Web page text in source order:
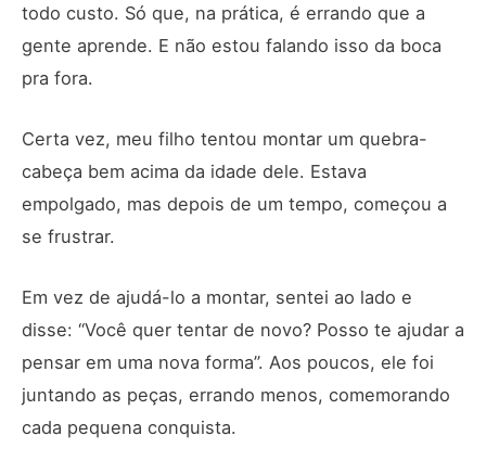
todo custo. Só que, na prática, é errando que a
gente aprende. E não estou falando isso da boca
pra fora.
Certa vez, meu filho tentou montar um quebra-
cabeça bem acima da idade dele. Estava
empolgado, mas depois de um tempo, começou a
se frustrar.
Em vez de ajudá-lo a montar, sentei ao lado e
disse: “Você quer tentar de novo? Posso te ajudar a
pensar em uma nova forma”. Aos poucos, ele foi
juntando as peças, errando menos, comemorando
cada pequena conquista.